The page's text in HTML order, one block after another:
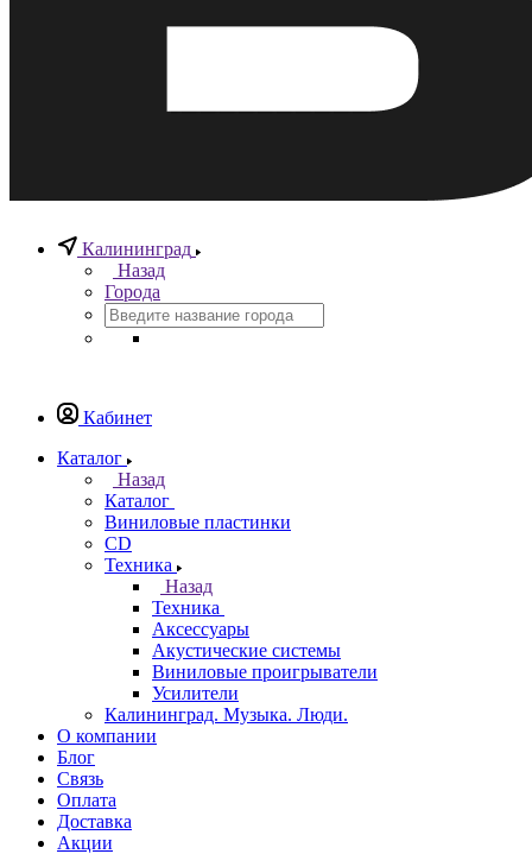
Калининград
Назад
Города
Кабинет
Каталог
Назад
Каталог
Виниловые пластинки
CD
Техника
Назад
Техника
Аксессуары
Акустические системы
Виниловые проигрыватели
Усилители
Калининград. Музыка. Люди.
О компании
Блог
Связь
Оплата
Доставка
Акции